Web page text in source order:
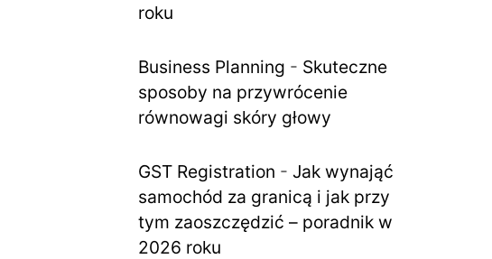
roku
Business Planning - Skuteczne
sposoby na przywrócenie
równowagi skóry głowy
GST Registration - Jak wynająć
samochód za granicą i jak przy
tym zaoszczędzić – poradnik w
2026 roku